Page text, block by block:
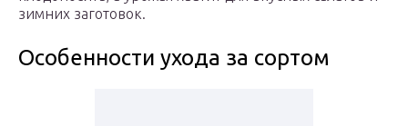
зимних заготовок.
Особенности ухода за сортом